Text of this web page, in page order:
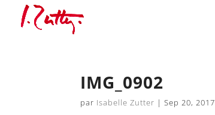
IMG_0902
par Isabelle Zutter |Sep 20, 2017